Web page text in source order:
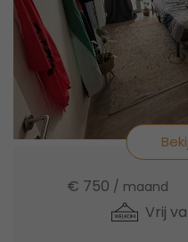
€ 750 / maand
Vrij